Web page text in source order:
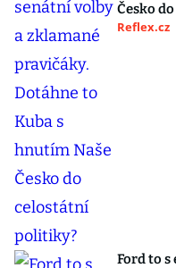
Česko
Reflex.cz
Ford to